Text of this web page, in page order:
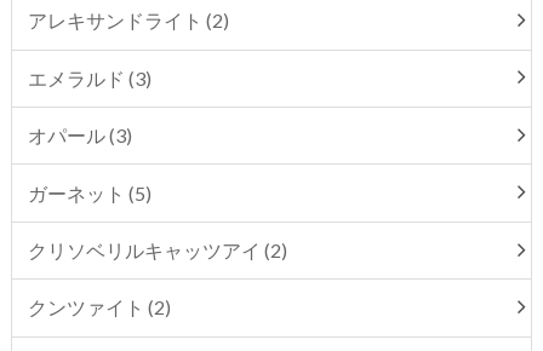
アレキサンドライト (2)
エメラルド (3)
オパール (3)
ガーネット (5)
クリソベリルキャッツアイ (2)
クンツァイト (2)